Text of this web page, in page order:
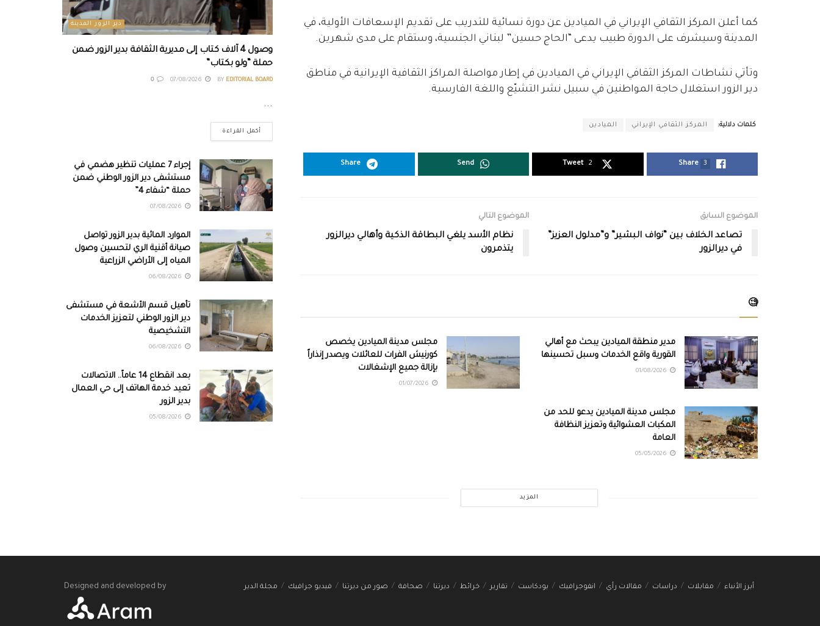
كما أعلن المركز الثقافي الإيراني في الميادين عن دورة نسائية للتدريب على تقديم الإسعافات الأولية، في
المدينة وسيشرف على الدورة طبيب يدعى “الحاج حسين” لبناني الجنسية، وستقام على مدى شهرين.
وتأتي نشاطات المركز الثقافي الإيراني في الميادين في إطار مواصلة المراكز الثقافية الإيرانية في مناطق
دير الزور استغلال حاجة المواطنين في سبيل نشر التشيّع واللغة الفارسية.
كلمات دلالية: المركز الثقافي الإيراني الميادين
Share 3
Tweet 2
Send
Share
الموضوع السابق
تصاعد الخلاف بين “نواف البشير” و”مدلول العزيز”
في ديرالزور
الموضوع التالي
نظام الأسد يلغي البطاقة الذكية وأهالي ديرالزور
يتذمرون
🧐
مدير منطقة الميادين يبحث مع أهالي
القورية واقع الخدمات وسبل تحسينها
مجلس مدينة الميادين يخصص
كورنيش الفرات للعائلات ويصدر إنذاراً
بإزالة جميع الإشغالات
مجلس مدينة الميادين يدعو للحد من
المكبات العشوائية وتعزيز النظافة
العامة
المزيد
دير الزور المدينة
وصول 4 آلاف كتاب إلى مديرية الثقافة بدير الزور ضمن
حملة “ولو بكتاب”
BY EDITORIAL BOARD
0
...
أكمل القراءة
إجراء 7 عمليات تنظير هضمي في
مستشفى دير الزور الوطني ضمن
حملة “شفاء 4”
الموارد المائية بدير الزور تواصل
صيانة أقنية الري لتحسين وصول
المياه إلى الأراضي الزراعية
تأهيل قسم الأشعة في مستشفى
دير الزور الوطني لتعزيز الخدمات
التشخيصية
بعد انقطاع 14 عاماً.. الاتصالات
تعيد خدمة الهاتف إلى حي العمال
بدير الزور
أبرز الأنباء مقابلات دراسات مقالات رأي انفوجرافيك بودكاست تقارير خرائط ديرتنا صحافة صور من ديرتنا فيديو جرافيك مجلة الدير Designed and developed by